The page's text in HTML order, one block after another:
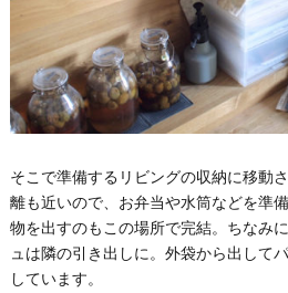
そこで準備するリビングの収納に移動
離も近いので、お弁当や水筒などを準
物を出すのもこの場所で完結。ちなみ
ュは隣の引き出しに。外袋から出して
しています。